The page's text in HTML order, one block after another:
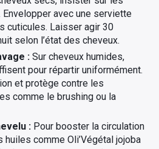
avec une serviette
cuticules. Laisser agir 30
selon l’état des cheveux.
: Sur cheveux humides,
pour répartir uniformément.
et protège contre les
comme le brushing ou la
: Pour booster la circulation
huiles comme Oli’Végétal jojoba